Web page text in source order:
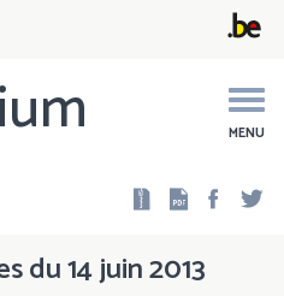
MENU
du 14 juin 2013